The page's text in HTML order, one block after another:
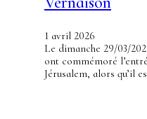
1 avril 2026
Le dimanche 29/03/
ont commémoré
Jérusalem, alors qu’il